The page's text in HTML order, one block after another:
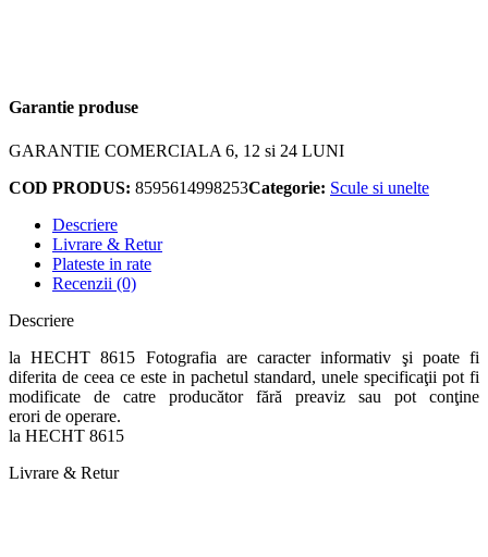
Garantie produse
GARANTIE COMERCIALA 6, 12 si 24 LUNI
COD PRODUS: 8595614998253Categorie: Scule si unelte
Descriere
Livrare & Retur
Plateste in rate
Recenzii (0)
Descriere
la HECHT 8615 Fotografia are caracter informativ şi poate fi
diferita de ceea ce este in pachetul standard, unele specificaţii pot fi
modificate de catre producător fără preaviz sau pot conţine
erori de operare.
la HECHT 8615
Livrare & Retur